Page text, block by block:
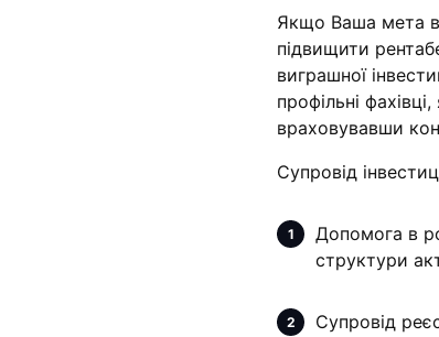
Якщо Ваша мета в
підвищити
виграшної
профільні
враховувавши
Супровід
Допомога в
структури
Супровід